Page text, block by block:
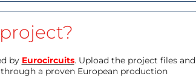
by Eurocircuits. Upload the project files and
a proven European production